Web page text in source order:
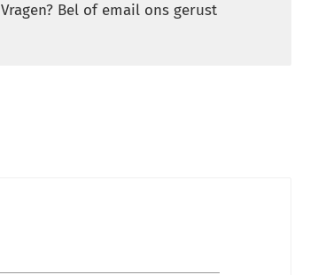
Vragen? Bel of email ons gerust